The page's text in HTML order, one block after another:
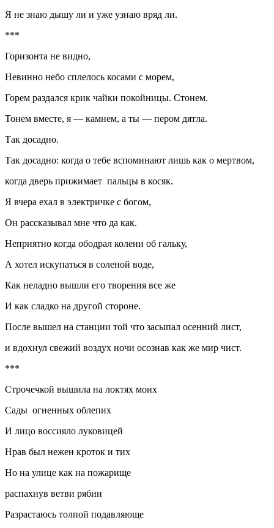
Я не знаю дышу ли и уже узнаю вряд ли.
***
Горизонта не видно,
Невинно небо сплелось косами с морем,
Горем раздался крик чайки покойницы. Стонем.
Тонем вместе, я — камнем, а ты — пером дятла.
Так досадно.
Так досадно: когда о тебе вспоминают лишь как о мертвом,
когда дверь прижимает пальцы в косяк.
Я вчера ехал в электричке с богом,
Он рассказывал мне что да как.
Неприятно когда ободрал колени об гальку,
А хотел искупаться в соленой воде,
Как неладно вышли его творения все же
И как сладко на другой стороне.
После вышел на станции той что засыпал осенний лист,
и вдохнул свежий воздух ночи осознав как же мир чист.
***
Строчечкой вышила на локтях моих
Сады огненных облепих
И лицо воссияло луковицей
Нрав был нежен кроток и тих
Но на улице как на пожарище
распахнув ветви рябин
Разрастаюсь толпой подавляюще